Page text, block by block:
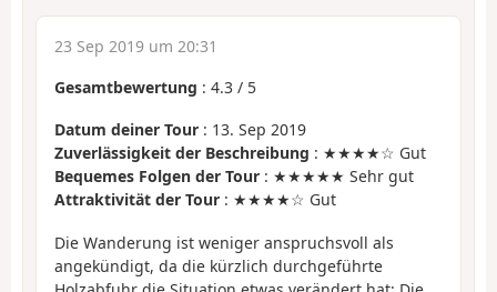
23 Sep 2019 um 20:31
Gesamtbewertung : 4.3 / 5
Datum deiner Tour : 13. Sep 2019
Zuverlässigkeit der Beschreibung : ★★★★☆ Gut
Bequemes Folgen der Tour : ★★★★★ Sehr gut
Attraktivität der Tour : ★★★★☆ Gut
Die Wanderung ist weniger anspruchsvoll als
angekündigt, da die kürzlich durchgeführte